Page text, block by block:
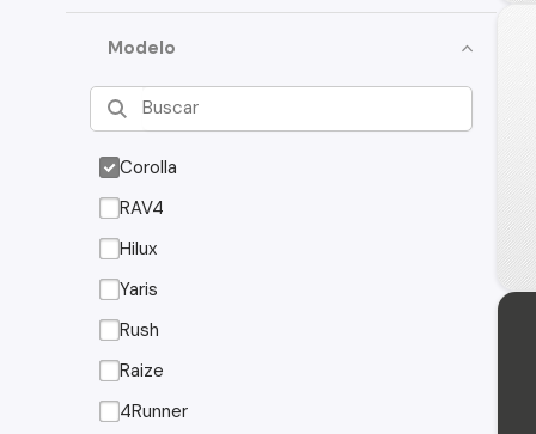
Modelo
Corolla
RAV4
Hilux
Yaris
Rush
Raize
4Runner